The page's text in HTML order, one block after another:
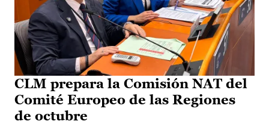
CLM prepara la Comisión NAT del
Comité Europeo de las Regiones
de octubre